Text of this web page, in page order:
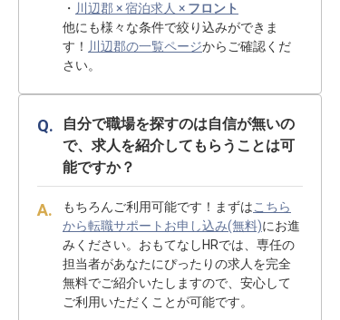
・ 川辺郡 × 宿泊求人 × フロント
他にも様々な条件で絞り込みができま
す！ 川辺郡の一覧ページからご確認くだ
さい。
自分で職場を探すのは自信が無いの
で、求人を紹介してもらうことは可
能ですか？
もちろんご利用可能です！まずはこちら
から転職サポートお申し込み(無料)にお進
みください。おもてなしHRでは、専任の
担当者があなたにぴったりの求人を完全
無料でご紹介いたしますので、安心して
ご利用いただくことが可能です。